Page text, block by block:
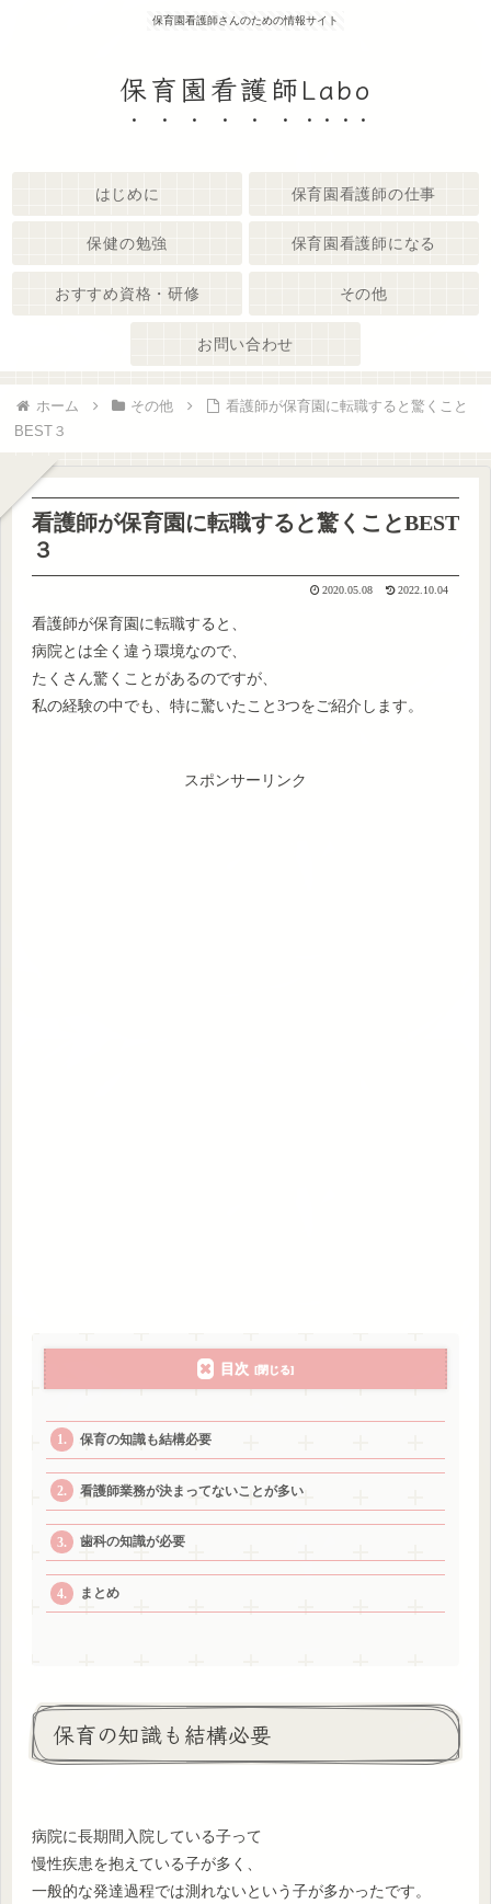
保育園看護師さんのための情報サイト
保育園看護師Labo
はじめに 保育園看護師の仕事
保健の勉強 保育園看護師になる
おすすめ資格・研修 その他
お問い合わせ
ホーム その他
看護師が保育園に転職すると驚くこと
BEST３
看護師が保育園に転職すると驚くことBEST
３
2020.05.08 2022.10.04
看護師が保育園に転職すると、
病院とは全く違う環境なので、
たくさん驚くことがあるのですが、
私の経験の中でも、特に驚いたこと3つをご紹介します。
スポンサーリンク
目次
保育の知識も結構必要
看護師業務が決まってないことが多い
歯科の知識が必要
まとめ
保育の知識も結構必要
病院に長期間入院している子って
慢性疾患を抱えている子が多く、
一般的な発達過程では測れないという子が多かったです。